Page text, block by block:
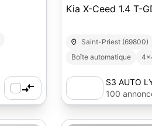
Kia X-Ceed 1.4 T-
Saint-Priest (69800)
Boîte automatique
S3 AUTO
100